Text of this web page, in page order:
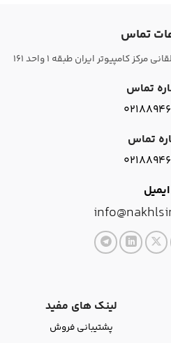
تماس
کامپیوتر ایران طبقه 1 واحد 161
تماس
تماس
ایمیل
لینک های مفید
پشتیبانی فروش